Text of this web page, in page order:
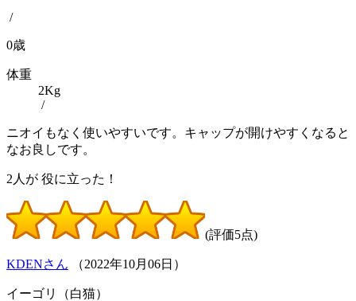
/
0歳
体重
2Kg
/
ニオイもなく使いやすいです。キャップが開けやすくなると
なお良しです。
2 人が 役に立った！
(評価5点)
KDENさん （2022年10月 06日）
イーゴリ（白猫）